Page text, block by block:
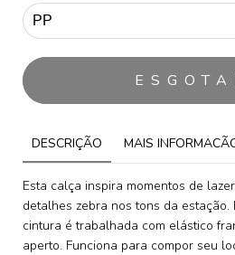
DESCRIÇÃO MAIS
Esta calça inspira momentos de
detalhes zebra nos tons da estação.
cintura é trabalhada com elástico
aperto. Funciona para compor seu